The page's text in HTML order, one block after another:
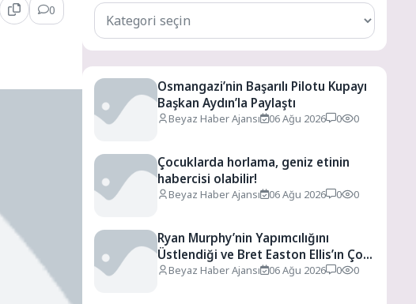
0
Tüm
Kategoriler
Osmangazi’nin Başarılı Pilotu Kupayı
Başkan Aydın’la Paylaştı
Beyaz Haber Ajansı 06 Ağu 2026 0 0
Çocuklarda horlama, geniz etinin
habercisi olabilir!
Beyaz Haber Ajansı 06 Ağu 2026 0 0
Ryan Murphy’nin Yapımcılığını
Üstlendiği ve Bret Easton Ellis’ın Çok
Satan Romanından Uyarlanan “The
Beyaz Haber Ajansı 06 Ağu 2026 0 0